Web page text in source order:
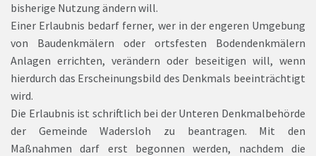
bisherige Nutzung ändern will.
Einer Erlaubnis bedarf ferner, wer in der engeren Umgebung
von Baudenkmälern oder ortsfesten Bodendenkmälern
Anlagen errichten, verändern oder beseitigen will, wenn
hierdurch das Erscheinungsbild des Denkmals beeinträchtigt
wird.
Die Erlaubnis ist schriftlich bei der Unteren Denkmalbehörde
der Gemeinde Wadersloh zu beantragen. Mit den
Maßnahmen darf erst begonnen werden, nachdem die